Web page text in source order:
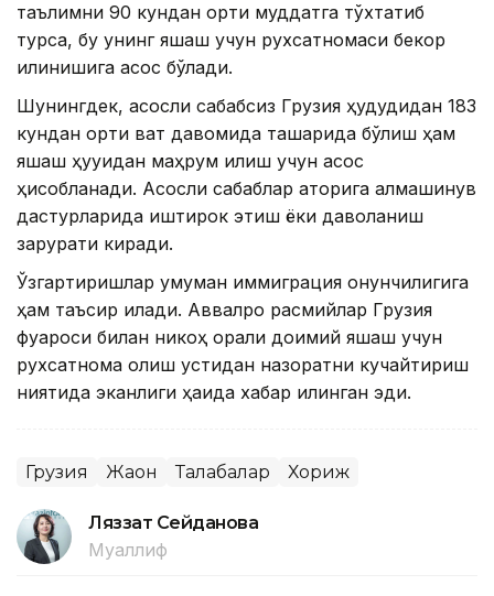
таълимни 90 кундан ортиқ муддатга тўхтатиб
турса, бу унинг яшаш учун рухсатномаси бекор
қилинишига асос бўлади.
Шунингдек, асосли сабабсиз Грузия ҳудудидан 183
кундан ортиқ вақт давомида ташқарида бўлиш ҳам
яшаш ҳуқуқидан маҳрум қилиш учун асос
ҳисобланади. Асосли сабаблар қаторига алмашинув
дастурларида иштирок этиш ёки даволаниш
зарурати киради.
Ўзгартиришлар умуман иммиграция қонунчилигига
ҳам таъсир қилади. Аввалроқ расмийлар Грузия
фуқароси билан никоҳ орқали доимий яшаш учун
рухсатнома олиш устидан назоратни кучайтириш
ниятида эканлиги ҳақида хабар қилинган эди.
Грузия Жаҳон Талабалар Хориж
Ляззат Сейданова
Муаллиф